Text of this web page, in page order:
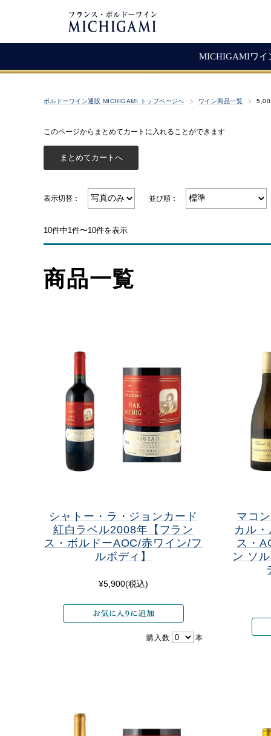
MICHIGAMIワイ
赤ワイン
シャンパン・スパークリング
Bag In Box（箱ワイン）
MICHIGAMIコレクション
熟成ワイン
ヴィニョーブル・ラトゥース
クロ・サン・ヴァンサン
シャトー・ルボスク
ボルドーワイン通販 MICHIGAMI トップページへ ワイン商品一覧
このページからまとめてカートに入れることができます
表示切替： 並び順：
10件中1件〜10件を表示
商品一覧
シャトー・ラ・ジョンカード
紅白ラベル2008年【フラン
ス・ボルドーAOC/赤ワイン/フ
ルボディ】
¥5,900(税込)
購入数 本
マコ
カル
ス・
ン ソ